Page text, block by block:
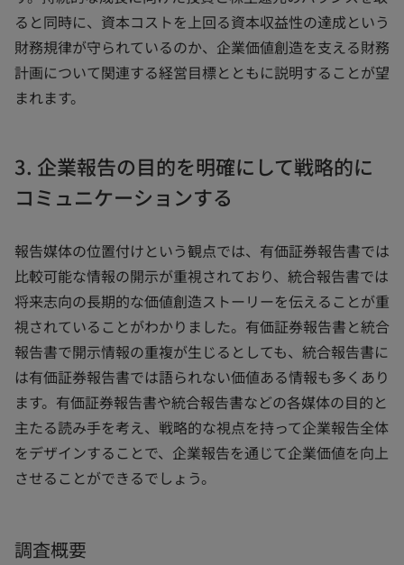
ると同時に、資本コストを上回る資本収益性の達成という
財務規律が守られているのか、企業価値創造を支える財務
計画について関連する経営目標とともに説明することが望
まれます。
3. 企業報告の目的を明確にして戦略的に
コミュニケーションする
報告媒体の位置付けという観点では、有価証券報告書では
比較可能な情報の開示が重視されており、統合報告書では
将来志向の長期的な価値創造ストーリーを伝えることが重
視されていることがわかりました。有価証券報告書と統合
報告書で開示情報の重複が生じるとしても、統合報告書に
は有価証券報告書では語られない価値ある情報も多くあり
ます。有価証券報告書や統合報告書などの各媒体の目的と
主たる読み手を考え、戦略的な視点を持って企業報告全体
をデザインすることで、企業報告を通じて企業価値を向上
させることができるでしょう。
調査概要